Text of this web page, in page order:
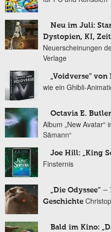
Neu im Juli:
Dystopien, KI,
Neuerscheinungen
Verlage
„Voidverse“
wie ein Ghibli-
Octavia E.
Album „New Avatar“
Sämann“
Joe Hill: „King
Finsternis
„Die Odyssee“
Geschichte
Bald im Kino: